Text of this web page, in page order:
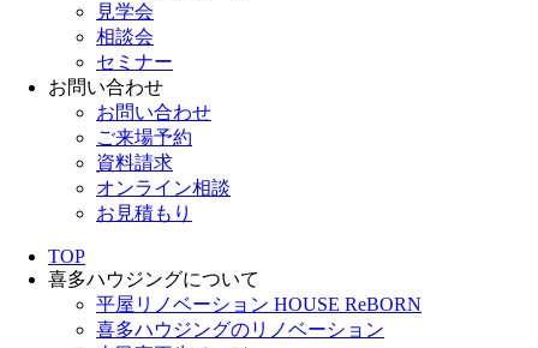
見学会
相談会
セミナー
お問い合わせ
お問い合わせ
ご来場予約
資料請求
オンライン相談
お見積もり
TOP
喜多ハウジングについて
平屋リノベーション HOUSE ReBORN
喜多ハウジングのリノベーション